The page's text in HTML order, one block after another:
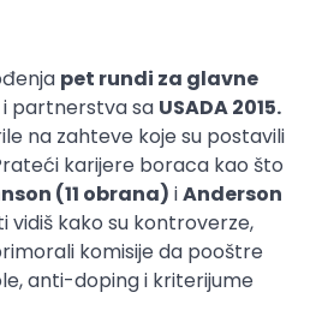
pet rundi za glavne
i partnerstva sa USADA 2015.
na zahteve koje su postavili
karijere boraca kao što
(11 obrana) iAnderson
vidiš kako su kontroverze,
komisije da pooštre
anti-doping i kriterijume